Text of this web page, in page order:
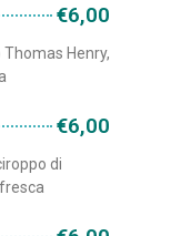
€6,00
Henry,
€6,00
di